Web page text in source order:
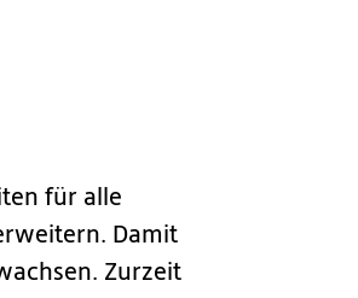
für alle
Damit
Zurzeit